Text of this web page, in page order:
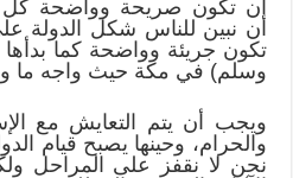
أن تكون صريحة وواضحة
أن نبين للناس شكل الدولة
تكون جريئة وواضحة كما بدأها
وسلم) في مكة حيث واجه ما
ويجب أن يتم التعايش مع
والحرام، وحينها يصبح قيام
نحن لا نقفز على المراحل